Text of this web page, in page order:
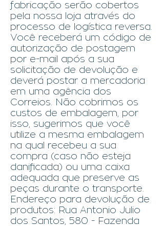
fabricação serão cobertos
pela nossa loja através do
processo de logística reversa.
Você receberá um código de
autorização de postagem
por e-mail após a sua
solicitação de devolução e
deverá postar a mercadoria
em uma agência dos
Correios. Não cobrimos os
custos de embalagem, por
isso, sugerimos que você
utilize a mesma embalagem
na qual recebeu a sua
compra (caso não esteja
danificada) ou uma caixa
adequada que preserve as
peças durante o transporte.
Endereço para devolução de
produtos: Rua Antonio Julio
dos Santos, 580 - Fazenda